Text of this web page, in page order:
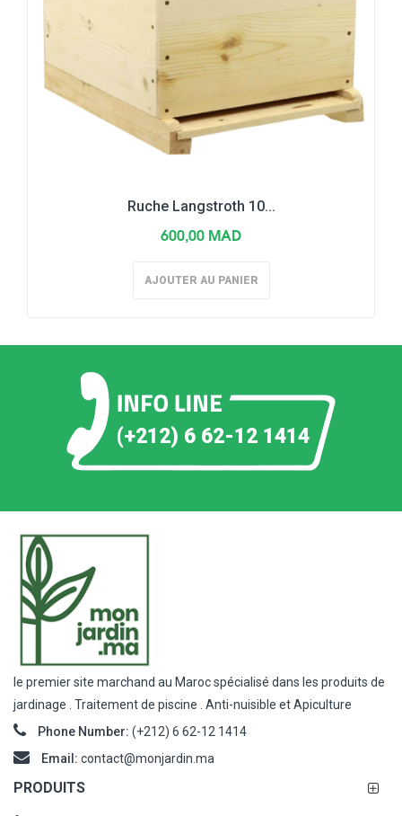
Ruche Langstroth 10...
600,00 MAD
AJOUTER AU PANIER
(+212) 6 62-12 1414
le premier site marchand au Maroc spécialisé dans les produits de
jardinage . Traitement de piscine . Anti-nuisible et Apiculture
Phone Number: (+212) 6 62-12 1414
Email: contact@monjardin.ma
PRODUITS